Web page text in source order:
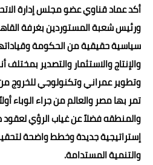
أكد عماد قناوي عضو مجلس إدارة
ورئيس شعبة المستوردين بغرفة
سياسية حقيقية من الحكومة
والإنتاج والاستثمار والتصدير
وتطوير عمراني وتكنولوجي للخروج
تمر بها مصر والعالم من جراء الوباء
والمنطقه فضلاً عن غياب الرؤي
إستراتيجية جديدة وخطط واضحة
والتنمية المستدامة.